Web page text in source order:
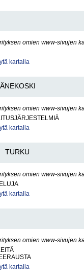
omien www-sivujen
kartalla
omien www-sivujen
kartalla
TURKU
omien www-sivujen
kartalla
omien www-sivujen
kartalla